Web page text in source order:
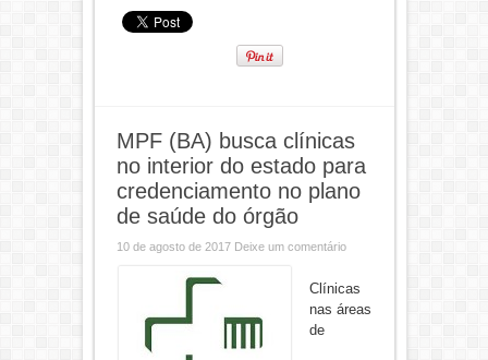
MPF (BA) busca clínicas
no interior do estado para
credenciamento no plano
de saúde do órgão
10 de agosto de 2017 Deixe um comentário
Clínicas
nas áreas
de